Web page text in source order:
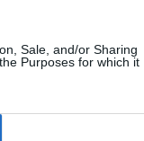
Sale, and/or Sharing
Purposes for which it